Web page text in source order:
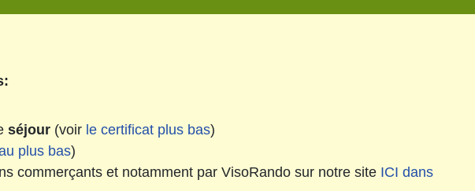
séjour (voir le certificat plus bas)
plus bas)
commerçants et notamment par VisoRando sur notre site ICI dans